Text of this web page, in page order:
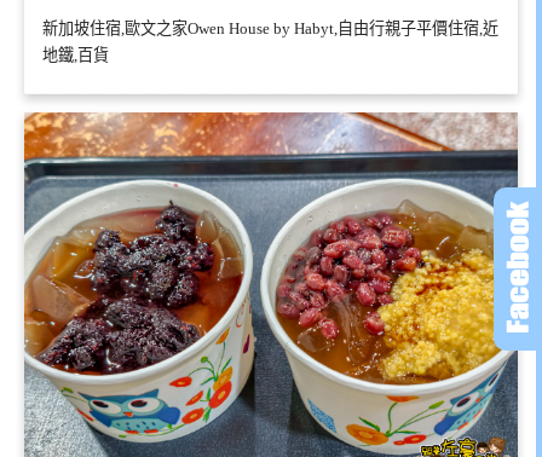
新加坡住宿,歐文之家Owen House by Habyt,自由行親子平價住宿,近
地鐵,百貨